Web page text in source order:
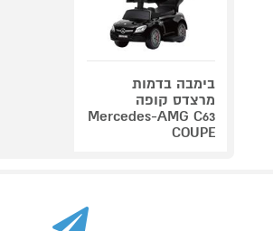
בימבה בדמות
מרצדס קופה
Mercedes-AMG C63
COUPE